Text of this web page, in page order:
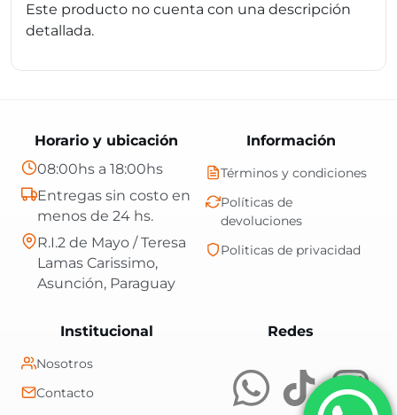
Este producto no cuenta con una descripción
detallada.
RedesCentral Shop es
Información
Términos y condiciones
Políticas de
devoluciones
Politicas de privacidad
Institucional
Nosotros
Contacto
Horario y ubicación
08:00hs a 18:00hs
Entregas sin costo en
menos de 24 hs.
R.I.2 de Mayo / Teresa
Lamas Carissimo,
Asunción, Paraguay